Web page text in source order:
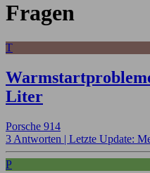
Fragen
T
Liter
Porsche 914
3 Antworten | Letzte Update:
P